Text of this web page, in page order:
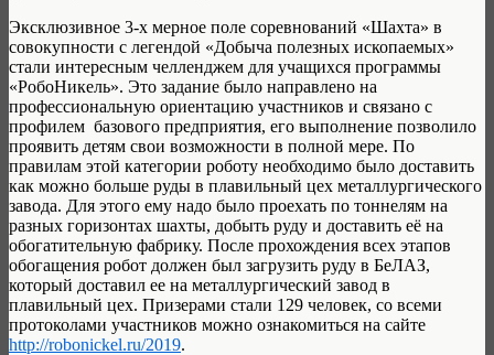
Эксклюзивное 3-х мерное поле соревнований «Шахта» в
совокупности с легендой «Добыча полезных ископаемых»
стали интересным челленджем для учащихся программы
«РобоНикель». Это задание было направлено на
профессиональную ориентацию участников и связано с
профилем базового предприятия, его выполнение позволило
проявить детям свои возможности в полной мере. По
правилам этой категории роботу необходимо было доставить
как можно больше руды в плавильный цех металлургического
завода. Для этого ему надо было проехать по тоннелям на
разных горизонтах шахты, добыть руду и доставить её на
обогатительную фабрику. После прохождения всех этапов
обогащения робот должен был загрузить руду в БеЛАЗ,
который доставил ее на металлургический завод в
плавильный цех. Призерами стали 129 человек, со всеми
протоколами участников можно ознакомиться на сайте
http://robonickel.ru/2019.